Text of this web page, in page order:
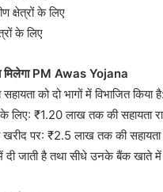
क्षेत्रों के लिए
के लिए
मिलेगा PM Awas Yojana
को दो भागों में विभाजित किया है:
के लिए: ₹1.20 लाख तक की सहायता
खरीद पर: ₹2.5 लाख तक की सहायता
में दी जाती है तथा सीधे उनके बैंक खाते